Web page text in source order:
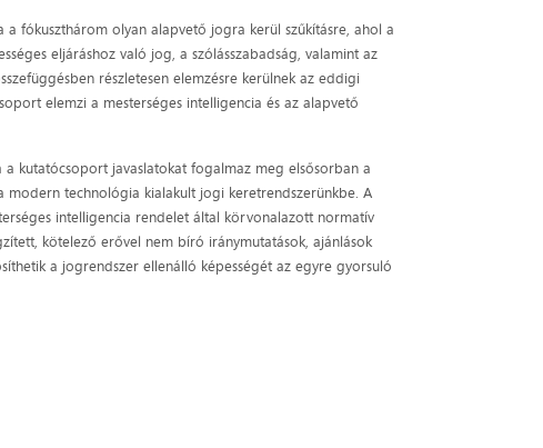
fókuszthárom olyan alapvető jogra kerül szűkításre, ahol a
eljáráshoz való jog, a szólásszabadság, valamint az
részletesen elemzésre kerülnek az eddigi
elemzi a mesterséges intelligencia és az alapvető
kutatócsoport javaslatokat fogalmaz meg elsősorban a
modern technológia kialakult jogi keretrendszerünkbe. A
intelligencia rendelet által körvonalazott normatív
kötelező erővel nem bíró iránymutatások, ajánlások
a jogrendszer ellenálló képességét az egyre gyorsuló